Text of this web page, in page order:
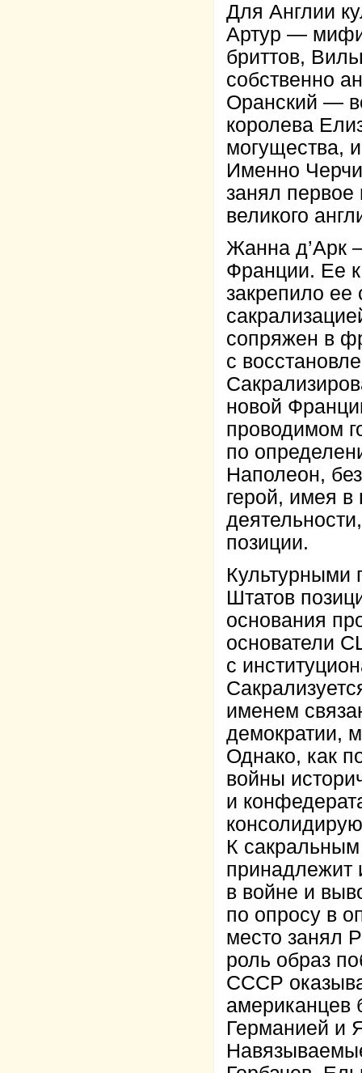
Для Англии
Артур —
бриттов,
собственно
Оранский —
королева
могущества,
Именно
занял
великого
Жанна д’Арк
Франции. Ее
закрепило ее
сопряжен в
с
новой
проводимом
по
Наполеон,
герой, имея в
позиции.
Культурными
Штатов
основания
основатели
с
именем
демократии,
Однако, как
войны
и
К
принадлежит
в войне и
по опросу в
место занял
роль образ
СССР
американцев
Германией и